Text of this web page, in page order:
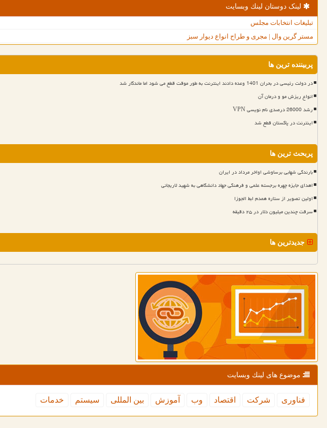
لینک دوستان لینك وبسایت
تبلیغات انتخابات مجلس
مستر گرین وال | مجری و طراح انواع دیوار سبز
پربیننده ترین ها
در دولت رئیسی در بحران 1401 وعده دادند اینترنت به طور موقت قطع می شود اما ماندگار شد
انواع ریزش مو و درمان آن
رشد 26000 درصدی نام نویسی VPN
اینترنت در پاکستان قطع شد
پربحث ترین ها
بارندگی شهابی برساوشی اواخر مرداد در ایران
اهدای جایزه چهره برجسته علمی و فرهنگی جهاد دانشگاهی به شهید لاریجانی
اولین تصویر از ستاره همدم ابط الجوزا
سرقت چندین میلیون دلار در ۲۵ دقیقه
جدیدترین ها
موضوع های لینك وبسایت
فناوری شركت اقتصاد وب آموزش بین المللی سیستم خدمات